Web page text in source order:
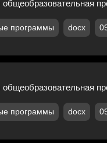
общеобразовательная
программы docx
общеобразовательная
программы docx